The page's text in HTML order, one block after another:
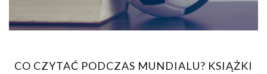
CO CZYTAĆ PODCZAS MUNDIALU? KSIĄŻKI